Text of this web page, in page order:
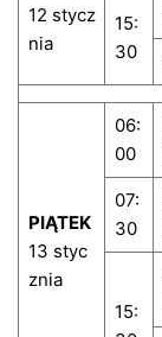
12 stycz
nia
15:
30
PIĄTEK
13 styc
znia
06:
00
07:
30
15: